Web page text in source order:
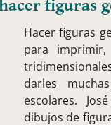
figuras
Hacer figuras
para
darles
escolares.
dibujos de